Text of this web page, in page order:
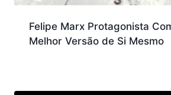
Felipe Marx Protagonista
Melhor Versão de Si Mesmo